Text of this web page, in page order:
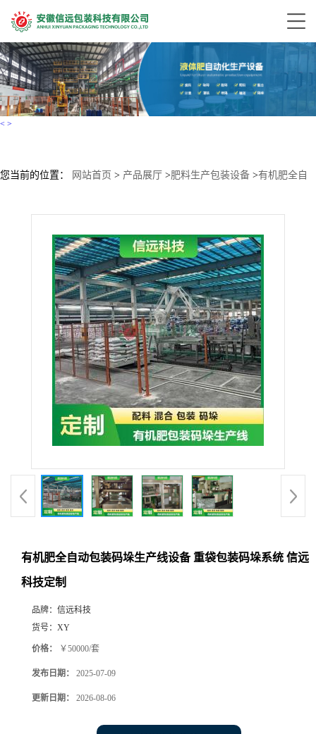
< >
您当前的位置： 网站首页 > 产品展厅 >肥料生产包装设备 >有机肥全自
有机肥全自动包装码垛生产线设备 重袋包装码垛系统 信远
科技定制
品牌： 信远科技
货号： XY
价格： ￥50000/套
发布日期： 2025-07-09
更新日期： 2026-08-06